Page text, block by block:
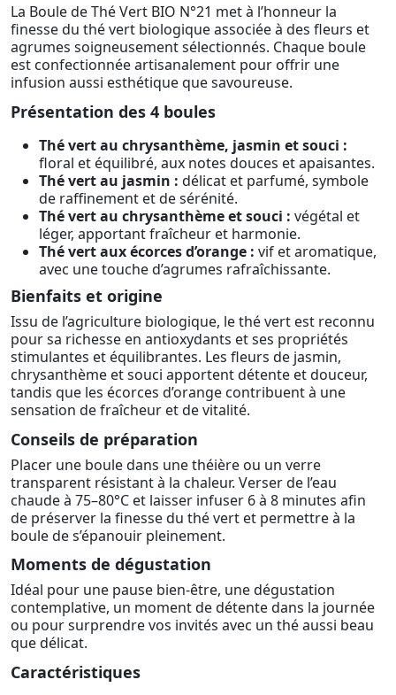
La Boule de Thé Vert BIO N°21 met à l’honneur la
finesse du thé vert biologique associée à des fleurs et
agrumes soigneusement sélectionnés. Chaque boule
est confectionnée artisanalement pour offrir une
infusion aussi esthétique que savoureuse.
Présentation des 4 boules
Thé vert au chrysanthème, jasmin et souci :
floral et équilibré, aux notes douces et apaisantes.
Thé vert au jasmin : délicat et parfumé, symbole
de raffinement et de sérénité.
Thé vert au chrysanthème et souci : végétal et
léger, apportant fraîcheur et harmonie.
Thé vert aux écorces d’orange : vif et aromatique,
avec une touche d’agrumes rafraîchissante.
Bienfaits et origine
Issu de l’agriculture biologique, le thé vert est reconnu
pour sa richesse en antioxydants et ses propriétés
stimulantes et équilibrantes. Les fleurs de jasmin,
chrysanthème et souci apportent détente et douceur,
tandis que les écorces d’orange contribuent à une
sensation de fraîcheur et de vitalité.
Conseils de préparation
Placer une boule dans une théière ou un verre
transparent résistant à la chaleur. Verser de l’eau
chaude à 75–80°C et laisser infuser 6 à 8 minutes afin
de préserver la finesse du thé vert et permettre à la
boule de s’épanouir pleinement.
Moments de dégustation
Idéal pour une pause bien-être, une dégustation
contemplative, un moment de détente dans la journée
ou pour surprendre vos invités avec un thé aussi beau
que délicat.
Caractéristiques